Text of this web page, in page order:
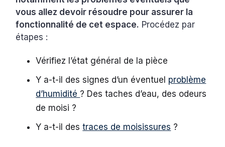
vous allez devoir résoudre pour assurer la
fonctionnalité de cet espace. Procédez par
étapes :
Vérifiez l’état général de la pièce
Y a-t-il des signes d’un éventuel problème
d’humidité ? Des taches d’eau, des odeurs
de moisi ?
Y a-t-il destraces de moisissures ?